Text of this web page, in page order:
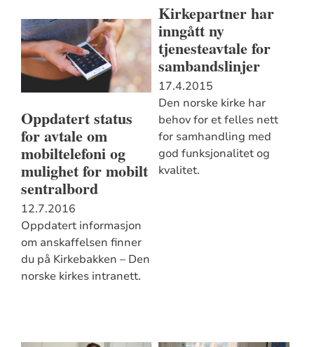
Oppdatert status
for avtale om
mobiltelefoni og
mulighet for mobilt
sentralbord
12.7.2016
Oppdatert informasjon
om anskaffelsen finner
du på Kirkebakken – Den
norske kirkes intranett.
Kirkepartner har
inngått ny
tjenesteavtale for
sambandslinjer
17.4.2015
Den norske kirke har
behov for et felles nett
for samhandling med
god funksjonalitet og
kvalitet.